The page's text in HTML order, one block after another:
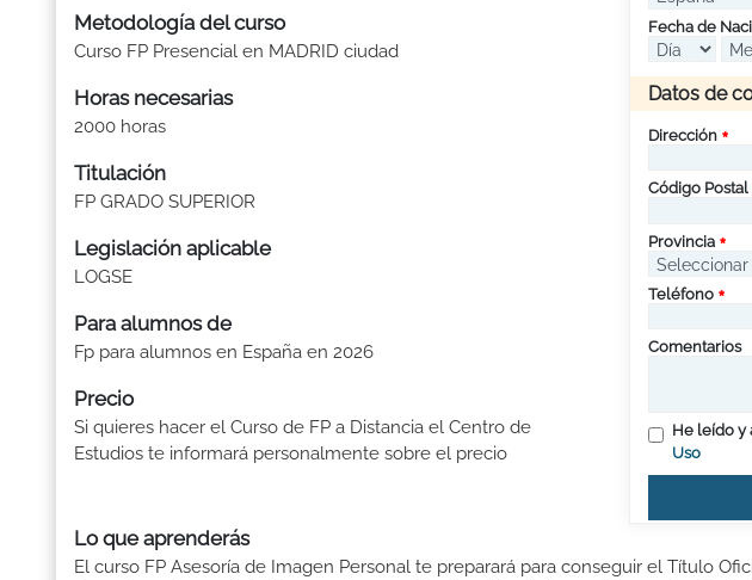
Metodología del curso
Curso FP Presencial en MADRID ciudad
Horas necesarias
2000 horas
Titulación
FP GRADO SUPERIOR
Legislación aplicable
LOGSE
Para alumnos de
Fp para alumnos en España en 2026
Precio
Si quieres hacer el Curso de FP a Distancia el Centro de
Estudios te informará personalmente sobre el precio
Fecha de
Datos de
Dirección
Código Postal
Provincia
Teléfono
Comentarios
He leído y
Uso
Lo que aprenderás
El curso FP Asesoría de Imagen Personal te preparará para conseguir el Título